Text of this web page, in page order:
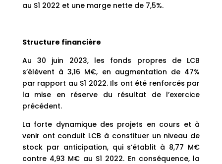
au S1 2022 et une marge nette de 7,5%.
Structure financière
Au 30 juin 2023, les fonds propres de LCB
s’élèvent à 3,16 M€, en augmentation de 47%
par rapport au S1 2022. Ils ont été renforcés par
la mise en réserve du résultat de l’exercice
précédent.
La forte dynamique des projets en cours et à
venir ont conduit LCB à constituer un niveau de
stock par anticipation, qui s’établit à 8,77 M€
contre 4,93 M€ au S1 2022. En conséquence, la